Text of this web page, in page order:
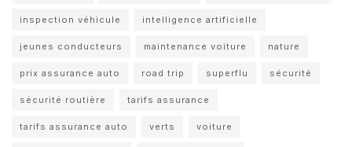
inspection véhicule intelligence artificielle
jeunes conducteurs maintenance voiture nature
prix assurance auto road trip superflu sécurité
sécurité routière tarifs assurance
tarifs assurance auto verts voiture